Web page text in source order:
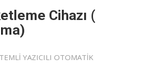
Cihazı (
YAZICILI OTOMATİK